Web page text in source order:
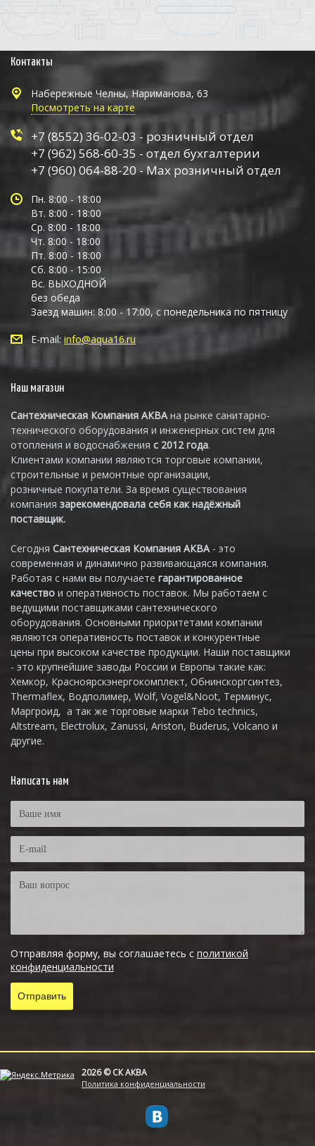
Контакты
Набережные Челны, Нариманова, 63
Посмотреть на карте
+7 (8552) 36-02-03 - розничный отдел
+7 (962) 568-60-35 - отдел бухгалтерии
+7 (960) 064-88-20 - Max розничный отдел
Пн. 8:00 - 18:00
Вт. 8:00 - 18:00
Ср. 8:00 - 18:00
Чт. 8:00 - 18:00
Пт. 8:00 - 18:00
Сб. 8:00 - 15:00
Вс. ВЫХОДНОЙ
без обеда
Заезд машин: 8:00 - 17:00, с понедельника по пятницу
E-mail: info@aqua16.ru
Наш магазин
Сантехническая Компания АКВАна рынке санитарно-
технического оборудования и инженерных систем для
отопления и водоснабжения с 2012 года.
Клиентами компании являются торговые компании,
строительные и ремонтные организации,
розничные покупатели. За время существования
компания зарекомендовала себя как надёжный
поставщик.
Сегодня Сантехническая Компания АКВА - это
современная и динамично развивающаяся компания.
Работая с нами вы получаете гарантированное
качество и оперативность поставок. Мы работаем с
ведущими поставщиками сантехнического
оборудования. Основными приоритетами компании
являются оперативность поставок и конкурентные
цены при высоком качестве продукции. Наши поставщики
- это крупнейшие заводы России и Европы такие как:
Хемкор, Красноярскэнергокомплект, Обнинскоргсинтез,
Thermaflex, Водполимер, Wolf, Vogel&Noot, Терминус,
Маргроид, а так же торговые марки Tebo technics,
Altstream, Electrolux, Zanussi, Ariston, Buderus, Volcano и
другие.
Написать нам
Отправляя форму, вы соглашаетесь с политикой
конфиденциальности
2026 © СК АКВА
Политика конфиденциальности